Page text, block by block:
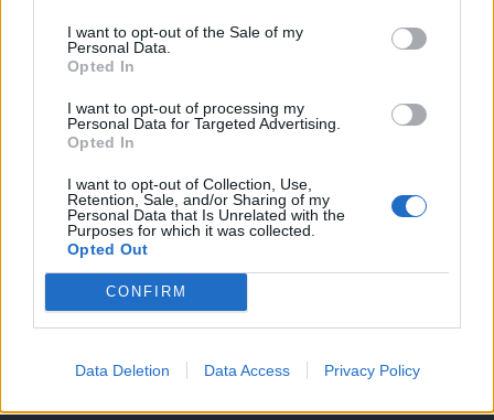
I want to opt-out of the Sale of my
Personal Data.
Opted In
I want to opt-out of processing my
Personal Data for Targeted Advertising.
Opted In
I want to opt-out of Collection, Use,
Retention, Sale, and/or Sharing of my
Personal Data that Is Unrelated with the
Purposes for which it was collected.
Opted Out
CONFIRM
Data Deletion Data Access Privacy Policy
ΥΠΕΞ: Καταδικάζουμε τη ρωσική επίθεση στο
Προξενείο...